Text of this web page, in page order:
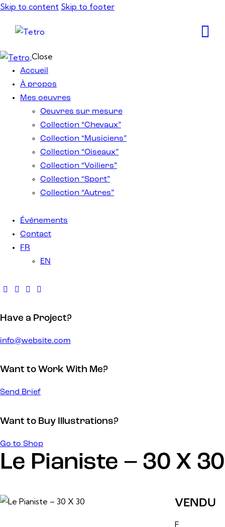
Skip to content Skip to footer
Close
Accueil
À propos
Mes oeuvres
Oeuvres sur mesure
Collection “Chevaux”
Collection “Musiciens”
Collection “Oiseaux”
Collection “Voiliers”
Collection “Sport”
Collection “Autres”
Événements
Contact
FR
EN
Have a Project?
info@website.com
Want to Work With Me?
Send Brief
Want to Buy Illustrations?
Go to Shop
Le Pianiste – 30 X 30
VENDU
F